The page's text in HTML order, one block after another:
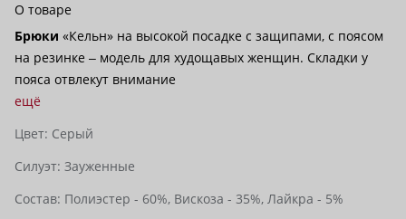
О товаре
Брюки «Кельн» на высокой посадке с защипами, с поясом
на резинке ‒ модель для худощавых женщин. Складки у
пояса отвлекут внимание
ещё
Цвет: Серый
Силуэт: Зауженные
Состав: Полиэстер - 60%, Вискоза - 35%, Лайкра - 5%